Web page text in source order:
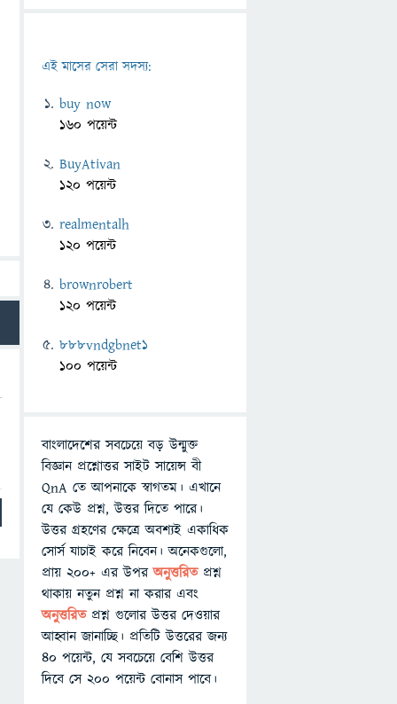
এই মাসের সেরা সদস্য:
buy now
160 পয়েন্ট
BuyAtivan
120 পয়েন্ট
realmentalh
120 পয়েন্ট
brownrobert
120 পয়েন্ট
888vndgbnet1
100 পয়েন্ট
বাংলাদেশের সবচেয়ে বড় উন্মুক্ত
বিজ্ঞান প্রশ্নোত্তর সাইট সায়েন্স বী
QnA তে আপনাকে স্বাগতম। এখানে
যে কেউ প্রশ্ন, উত্তর দিতে পারে।
উত্তর গ্রহণের ক্ষেত্রে অবশ্যই একাধিক
সোর্স যাচাই করে নিবেন। অনেকগুলো,
প্রায় ২০০+ এর উপরঅনুত্তরিতপ্রশ্ন
থাকায় নতুন প্রশ্ন না করার এবং
অনুত্তরিত প্রশ্ন গুলোর উত্তর দেওয়ার
আহ্বান জানাচ্ছি। প্রতিটি উত্তরের জন্য
৪০ পয়েন্ট, যে সবচেয়ে বেশি উত্তর
দিবে সে ২০০ পয়েন্ট বোনাস পাবে।